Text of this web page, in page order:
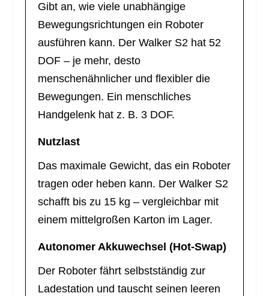
Gibt an, wie viele unabhängige
Bewegungsrichtungen ein Roboter
ausführen kann. Der Walker S2 hat 52
DOF – je mehr, desto
menschenähnlicher und flexibler die
Bewegungen. Ein menschliches
Handgelenk hat z. B. 3 DOF.
Nutzlast
Das maximale Gewicht, das ein Roboter
tragen oder heben kann. Der Walker S2
schafft bis zu 15 kg – vergleichbar mit
einem mittelgroßen Karton im Lager.
Autonomer Akkuwechsel (Hot-Swap)
Der Roboter fährt selbstständig zur
Ladestation und tauscht seinen leeren